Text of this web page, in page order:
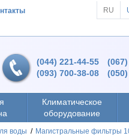
RU
(044) 221-44-55
(093) 700-38-08
Климатическое
оборудование
воды / Магистральные фильтры